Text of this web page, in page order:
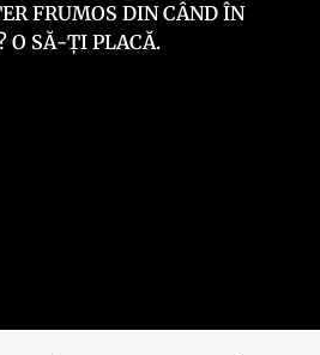
FRUMOS DIN CÂND ÎN
O SĂ-ȚI PLACĂ.